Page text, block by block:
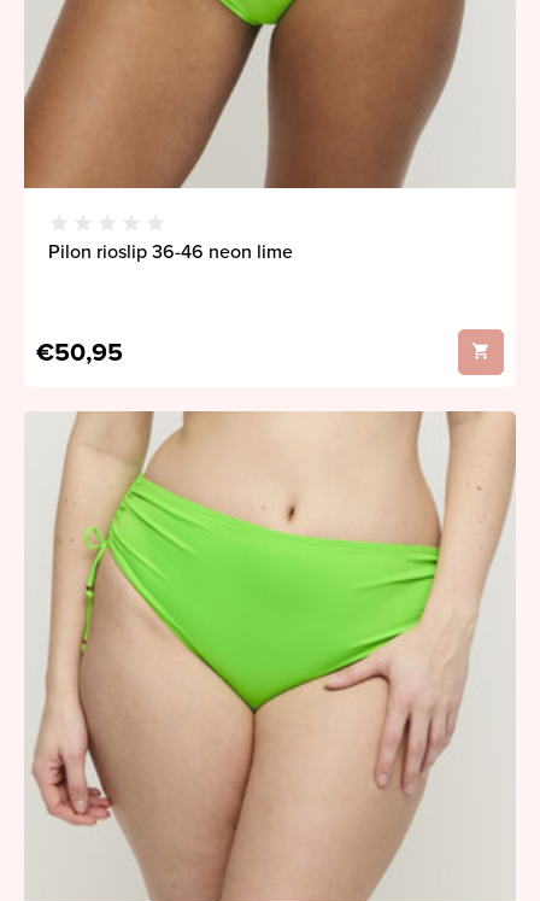
Pilon rioslip 36-46 neon lime
€50,95